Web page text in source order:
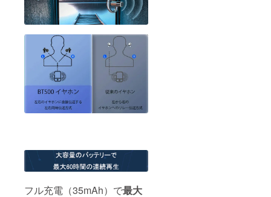
フル充電（35mAh）で最大